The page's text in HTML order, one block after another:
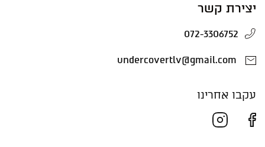
יצירת קשר
072-3306752
עקבו אחרינו